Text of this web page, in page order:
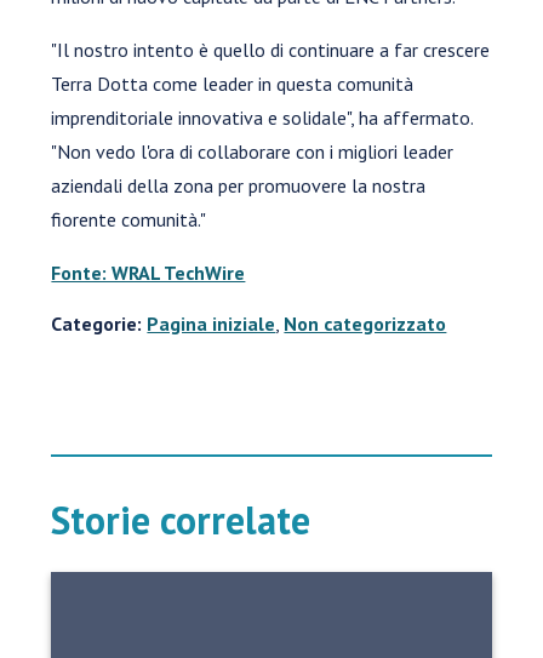
"Il nostro intento è quello di continuare a far crescere
Terra Dotta come leader in questa comunità
imprenditoriale innovativa e solidale", ha affermato.
"Non vedo l'ora di collaborare con i migliori leader
aziendali della zona per promuovere la nostra
fiorente comunità."
Fonte: WRAL TechWire
Categorie: Pagina iniziale Non categorizzato
Storie correlate